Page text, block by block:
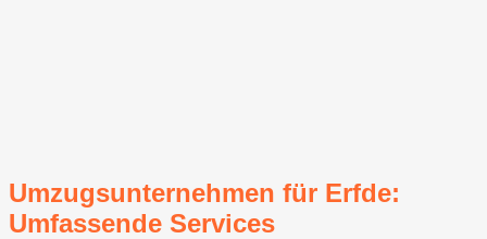
Umzugsunternehmen für Erfde:
Umfassende Services